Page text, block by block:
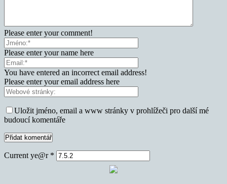
Please enter your comment!
Please enter your name here
You have entered an incorrect email address!
Please enter your email address here
Uložit jméno, email a www stránky v prohlížeči pro další mé
budoucí komentáře
Current ye@r *